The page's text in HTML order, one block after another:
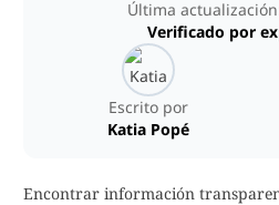
Escrito por
Katia Popé
Última
Verificado por
Encontrar información